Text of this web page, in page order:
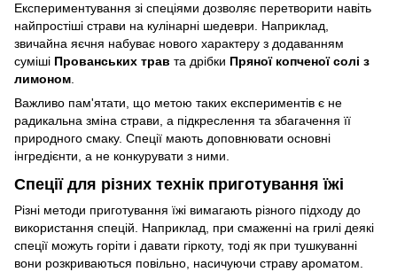
Експериментування зі спеціями дозволяє перетворити навіть
найпростіші страви на кулінарні шедеври. Наприклад,
звичайна яєчня набуває нового характеру з додаванням
суміші Прованських трав та дрібки Пряної копченої солі з
лимоном.
Важливо пам'ятати, що метою таких експериментів є не
радикальна зміна страви, а підкреслення та збагачення її
природного смаку. Спеції мають доповнювати основні
інгредієнти, а не конкурувати з ними.
Спеції для різних технік приготування їжі
Різні методи приготування їжі вимагають різного підходу до
використання спецій. Наприклад, при смаженні на грилі деякі
спеції можуть горіти і давати гіркоту, тоді як при тушкуванні
вони розкриваються повільно, насичуючи страву ароматом.